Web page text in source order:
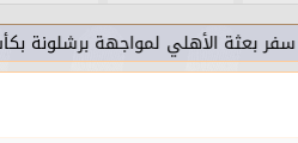
لمواجهة برشلونة بكأس خوان جامبر